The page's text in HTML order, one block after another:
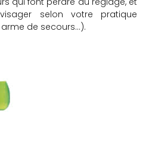
selon votre pratique
de secours…).